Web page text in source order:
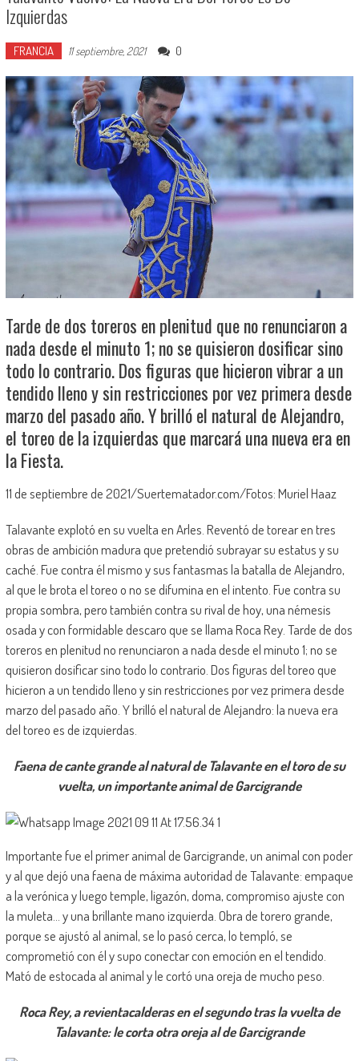
Izquierdas
FRANCIA 11 septiembre, 2021 0
Tarde de dos toreros en plenitud que no renunciaron a
nada desde el minuto 1; no se quisieron dosificar sino
todo lo contrario. Dos figuras que hicieron vibrar a un
tendido lleno y sin restricciones por vez primera desde
marzo del pasado año. Y brilló el natural de Alejandro,
el toreo de la izquierdas que marcará una nueva era en
la Fiesta.
11 de septiembre de 2021/Suertematador.com/Fotos: Muriel Haaz
Talavante explotó en su vuelta en Arles. Reventó de torear en tres
obras de ambición madura que pretendió subrayar su estatus y su
caché. Fue contra él mismo y sus fantasmas la batalla de Alejandro,
al que le brota el toreo o no se difumina en el intento. Fue contra su
propia sombra, pero también contra su rival de hoy, una némesis
osada y con formidable descaro que se llama Roca Rey. Tarde de dos
toreros en plenitud no renunciaron a nada desde el minuto 1; no se
quisieron dosificar sino todo lo contrario. Dos figuras del toreo que
hicieron a un tendido lleno y sin restricciones por vez primera desde
marzo del pasado año. Y brilló el natural de Alejandro: la nueva era
del toreo es de izquierdas.
Faena de cante grande al natural de Talavante en el toro de su
vuelta, un importante animal de Garcigrande
Importante fue el primer animal de Garcigrande, un animal con poder
y al que dejó una faena de máxima autoridad de Talavante: empaque
a la verónica y luego temple, ligazón, doma, compromiso ajuste con
la muleta… y una brillante mano izquierda. Obra de torero grande,
porque se ajustó al animal, se lo pasó cerca, lo templó, se
comprometió con él y supo conectar con emoción en el tendido.
Mató de estocada al animal y le cortó una oreja de mucho peso.
Roca Rey, a revientacalderas en el segundo tras la vuelta de
Talavante: le corta otra oreja al de Garcigrande